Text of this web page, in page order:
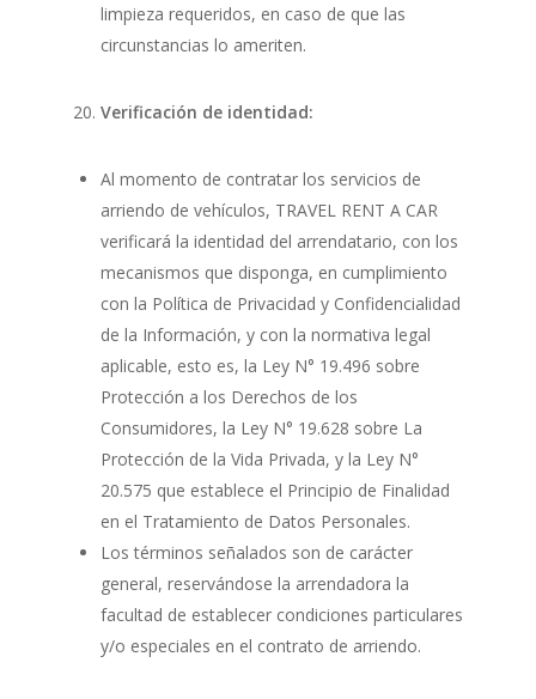
limpieza requeridos, en caso de que las
circunstancias lo ameriten.
Verificación de identidad:
Al momento de contratar los servicios de
arriendo de vehículos, TRAVEL RENT A CAR
verificará la identidad del arrendatario, con los
mecanismos que disponga, en cumplimiento
con la Política de Privacidad y Confidencialidad
de la Información, y con la normativa legal
aplicable, esto es, la Ley N° 19.496 sobre
Protección a los Derechos de los
Consumidores, la Ley N° 19.628 sobre La
Protección de la Vida Privada, y la Ley N°
20.575 que establece el Principio de Finalidad
en el Tratamiento de Datos Personales.
Los términos señalados son de carácter
general, reservándose la arrendadora la
facultad de establecer condiciones particulares
y/o especiales en el contrato de arriendo.